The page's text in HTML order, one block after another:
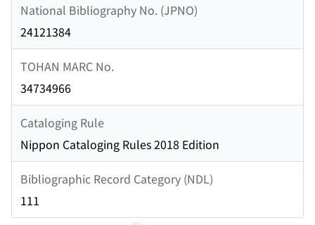
National Bibliography No. (JPNO)
24121384
TOHAN MARC No.
34734966
Cataloging Rule
Nippon Cataloging Rules 2018 Edition
Bibliographic Record Category (NDL)
111